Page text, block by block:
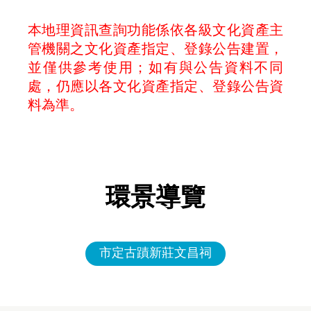
本地理資訊查詢功能係依各級文化資產主
管機關之文化資產指定、登錄公告建置，
並僅供參考使用；如有與公告資料不同
處，仍應以各文化資產指定、登錄公告資
料為準。
環景導覽
市定古蹟新莊文昌祠